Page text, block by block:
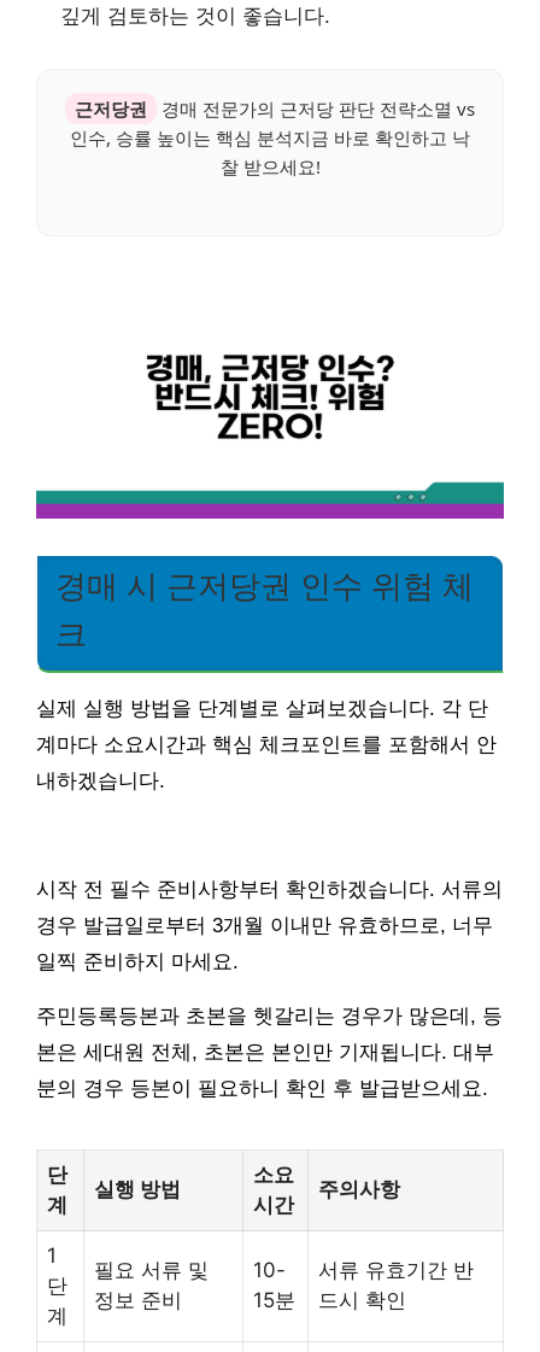
깊게 검토하는 것이 좋습니다.
근저당권
경매 전문가의 근저당 판단 전략소멸 vs
인수, 승률 높이는 핵심 분석지금 바로 확인하고 낙
찰 받으세요!
경매 시 근저당권 인수 위험 체
크
실제 실행 방법을 단계별로 살펴보겠습니다. 각 단
계마다 소요시간과 핵심 체크포인트를 포함해서 안
내하겠습니다.
시작 전 필수 준비사항부터 확인하겠습니다. 서류의
경우 발급일로부터 3개월 이내만 유효하므로, 너무
일찍 준비하지 마세요.
주민등록등본과 초본을 헷갈리는 경우가 많은데, 등
본은 세대원 전체, 초본은 본인만 기재됩니다. 대부
분의 경우 등본이 필요하니 확인 후 발급받으세요.
단
계
실행 방법
소요
시간
주의사항
1
단
계
필요 서류 및
정보 준비
10-
15분
서류 유효기간 반
드시 확인